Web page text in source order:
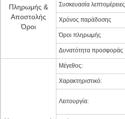
Πληρωμής &
Αποστολής
Όροι
Συσκευασία λεπτομέρειες
Χρόνος παράδοσης
Όροι πληρωμής
Δυνατότητα προσφοράς
Μέγεθος:
Χαρακτηριστικό:
Λειτουργία: